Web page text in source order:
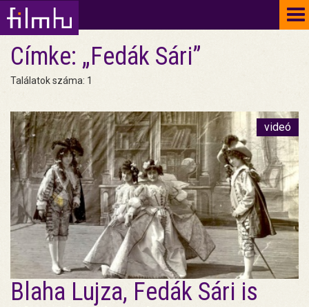
Címke: „Fedák Sári”
Találatok száma: 1
videó
Blaha Lujza, Fedák Sári is